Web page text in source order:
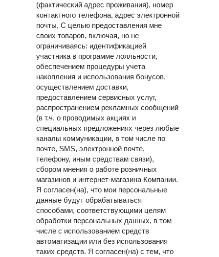
(фактический адрес проживания), номер
контактного телефона, адрес электронной
почты, С целью предоставления мне
своих товаров, включая, но не
ограничиваясь: идентификацией
участника в программе лояльности,
обеспечением процедуры учета
накопления и использования бонусов,
осуществлением доставки,
предоставлением сервисных услуг,
распространением рекламных сообщений
(в т.ч. о проводимых акциях и
специальных предложениях через любые
каналы коммуникации, в том числе по
почте, SMS, электронной почте,
телефону, иным средствам связи),
сбором мнения о работе розничных
магазинов и интернет-магазина Компании.
Я согласен(на), что мои персональные
данные будут обрабатываться
способами, соответствующими целям
обработки персональных данных, в том
числе с использованием средств
автоматизации или без использования
таких средств. Я согласен(на) с тем, что